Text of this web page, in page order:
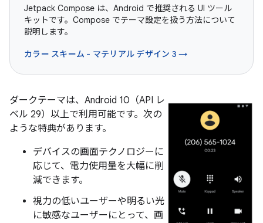
Jetpack Compose は、Android で推奨される UI ツール
キットです。Compose でテーマ設定を扱う方法について
説明します。
カラー スキーム - マテリアル デザイン 3 →
ダークテーマは、Android 10（API レ
ベル 29）以上で利用可能です。次の
ような特典があります。
デバイスの画面テクノロジーに
応じて、電力使用量を大幅に削
減できます。
視力の低いユーザーや明るい光
に敏感なユーザーにとって、画